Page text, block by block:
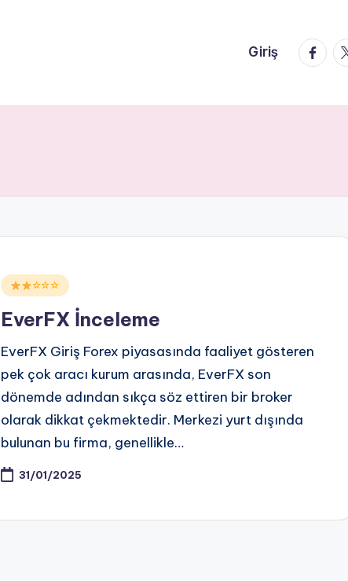
Giriş
Posted☆☆☆
EverFX İnceleme
EverFX Giriş Forex piyasasında faaliyet gösteren
pek çok aracı kurum arasında, EverFX son
dönemde adından sıkça söz ettiren bir broker
olarak dikkat çekmektedir. Merkezi yurt dışında
bulunan bu firma, genellikle…
31/01/2025